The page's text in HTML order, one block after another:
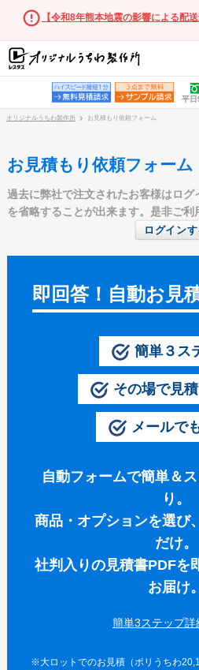
【令和8年熊本地震の影響による配
平
うちわ商品一覧
ポリうちわ（Mサイズ）
ポリうちわ（Sサイズ）
ポリうちわ（XSサイズ）
伝統⽵うちわ（オリジナル）
きらめきうちわ（Mサイズ）
クリアうちわ（Mサイズ）
紙うちわ
紙うちわ ハート型
紙うちわ ユニフォーム型
紙うちわ パンダ・くま型
エコ紙うちわ（ジュニア）
オリジナルうちわ製作所 お見積もり依頼フォーム
お見積もり依頼フォーム
過去に弊社で注文されたお客様はロ
を省略することが出来ます。是非ご利
ログインす
即回答！自動お見
簡単３ス
その場で見
メールで
自動フォームで簡単＆
り。
商品・オプションを選び
だけ。
社判入りの見積書PDFを
お届け。
簡単3ステップ詳
※大ロットでのお見積（ポリうちわ